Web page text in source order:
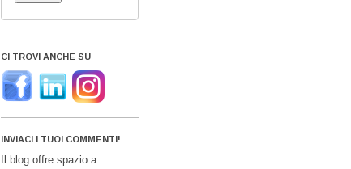
CI TROVI ANCHE SU
INVIACI I TUOI COMMENTI!
Il blog offre spazio a